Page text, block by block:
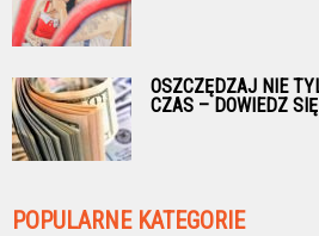
OSZCZĘDZAJ NIE
CZAS – DOWIEDZ
POPULARNE KATEGORIE